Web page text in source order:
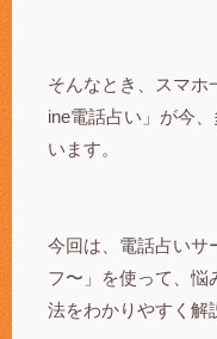
そんなとき、スマホ
ine電話占い」が今
います。
今回は、電話占いサ
フ〜」を使って、悩
法をわかりやすく解